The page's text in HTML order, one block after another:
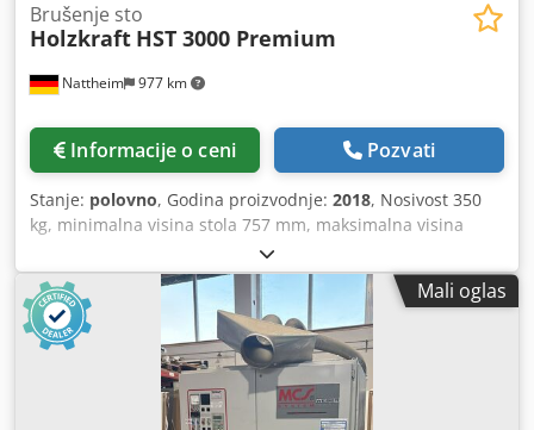
Nattheim 977 km
Brušenje sto
Holzkraft HST 3000 Premium
Informacije o ceni Pozvati
Stanje: polovno, Godina proizvodnje: 2018, Nosivost 350
kg, minimalna visina stola 757 mm, maksimalna visina
stola 1157 mm, dužina stola 3000 mm, širina stola 1000
mm. Dužina cca 3010 mm, širina/dubina cca 1040 mm,
visina cca 1157 mm. Preporučeni kapacitet izvlačenja 2200
m³/h, broj priključnih nastavaka 3 x 220 V, prečnik
priključnih nastavaka 140 mm. Težina: 130 kg. Mesto
skladištenja: Nattheim. Dcsdpfxjxnlave Al Iok
Mali oglas